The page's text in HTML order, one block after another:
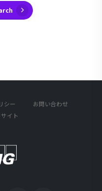
シー
お問い合わせ
イト